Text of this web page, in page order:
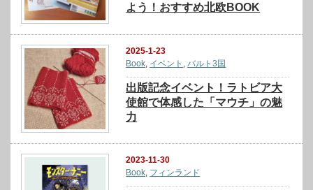
よう！おすすめ北欧BOOK
2025-1-23
Book イベント バルト3国
出版記念イベント！ラトビア大
使館で体感した「マウチ」の魅
力
2023-11-30
Book, フィンランド